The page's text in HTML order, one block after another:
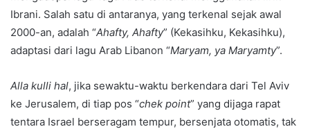
Ibrani. Salah satu di antaranya, yang terkenal sejak awal
2000-an, adalah “Ahafty, Ahafty” (Kekasihku, Kekasihku),
adaptasi dari lagu Arab Libanon “Maryam, ya Maryamty”.
Alla kulli hal, jika sewaktu-waktu berkendara dari Tel Aviv
ke Jerusalem, di tiap pos “chek point” yang dijaga rapat
tentara Israel berseragam tempur, bersenjata otomatis, tak